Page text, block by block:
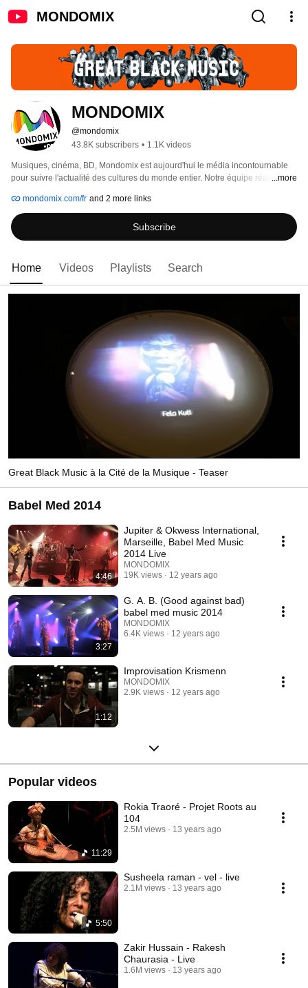
MONDOMIX
MONDOMIX
@mondomix
43.8K subscribers • 1.1K videos
Musiques, cinéma, BD, Mondomix est aujourd'hui le média incontournable
pour suivre l'actualité des cultures du monde entier. Notre équipe réalise
d'avenir et vous faire vibrer aux sons d'hier et d'aujourd'hui.
...more
mondomix.com/fr and 2 more links
Subscribe
Home Videos Playlists Search
Great Black Music à la Cité de la Musique - Teaser
Babel Med 2014
4:46
Jupiter & Okwess International,
Marseille, Babel Med Music
2014 Live
MONDOMIX
19K views
12 years ago
3:27
G. A. B. (Good against bad)
babel med music 2014
MONDOMIX
6.4K views
12 years ago
1:12
Improvisation Krismenn
MONDOMIX
2.9K views
12 years ago
Popular videos
11:29
Rokia Traoré - Projet Roots au
104
2.5M views 13 years ago
5:50
Susheela raman - vel - live
2.1M views 13 years ago
Zakir Hussain - Rakesh
Chaurasia - Live
1.6M views 13 years ago